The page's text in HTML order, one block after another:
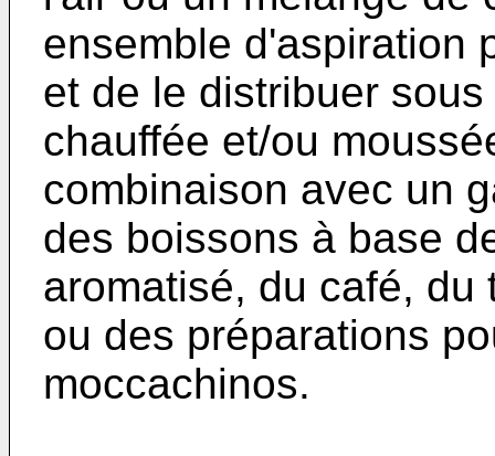
ensemble d'aspiration
et de le distribuer
chauffée et/ou
combinaison avec un
des boissons à base
aromatisé, du café,
ou des préparations
moccachinos.